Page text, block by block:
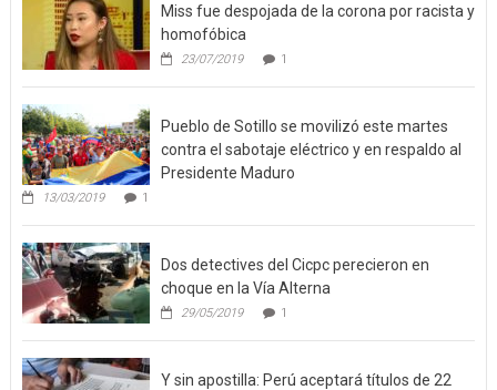
Miss fue despojada de la corona por racista y
homofóbica
23/07/2019 1
Pueblo de Sotillo se movilizó este martes
contra el sabotaje eléctrico y en respaldo al
Presidente Maduro
13/03/2019 1
Dos detectives del Cicpc perecieron en
choque en la Vía Alterna
29/05/2019 1
Y sin apostilla: Perú aceptará títulos de 22